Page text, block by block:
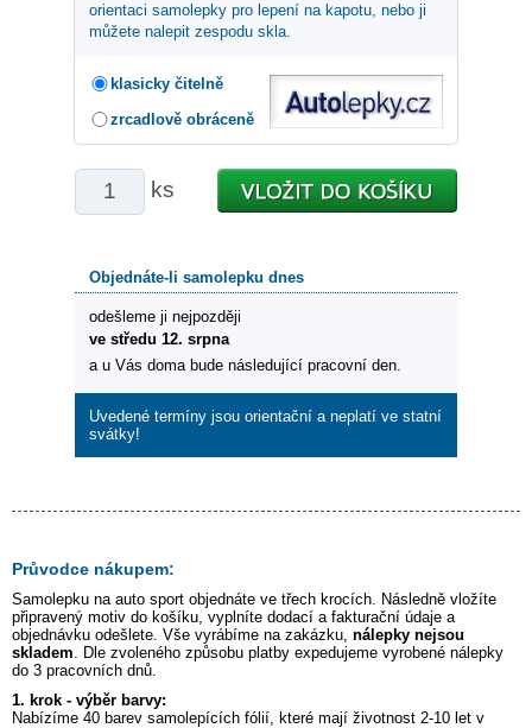
orientaci samolepky pro lepení na kapotu, nebo ji
můžete nalepit zespodu skla.
klasicky čitelně
zrcadlově obráceně
ks
Objednáte-li samolepku dnes
odešleme ji nejpozději
ve středu 12. srpna
a u Vás doma bude následující pracovní den.
Uvedené termíny jsou orientační a neplatí ve statní
svátky!
Průvodce nákupem:
Samolepku na auto sport objednáte ve třech krocích. Následně vložíte
připravený motiv do košíku, vyplníte dodací a fakturační údaje a
objednávku odešlete. Vše vyrábíme na zakázku, nálepky nejsou
skladem. Dle zvoleného způsobu platby expedujeme vyrobené nálepky
do 3 pracovních dnů.
1. krok - výběr barvy:
Nabízíme 40 barev samolepících fólií, které mají životnost 2-10 let v